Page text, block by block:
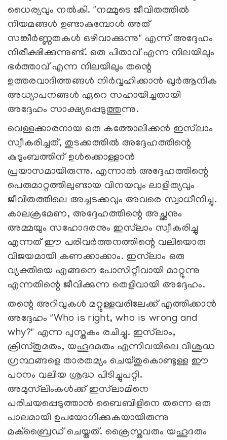
ധൈര്യവും നൽകി. "നമ്മുടെ ജീവിതത്തിൽ
നിയമങ്ങൾ ഉണ്ടാകുമ്പോൾ അത്
സങ്കീർണ്ണതകൾ ഒഴിവാക്കുന്നു" എന്ന് അദ്ദേഹം
നിരീക്ഷിക്കുന്നുണ്ട്. ഒരു പിതാവ് എന്ന നിലയിലും
ഭർത്താവ് എന്ന നിലയിലും തന്റെ
ഉത്തരവാദിത്തങ്ങൾ നിർവ്വഹിക്കാൻ ഖുർആനിക
അധ്യാപനങ്ങൾ ഏറെ സഹായിച്ചതായി
അദ്ദേഹം സാക്ഷ്യപ്പെടുത്തുന്നു.
വെള്ളക്കാരനായ ഒരു കത്തോലിക്കൻ ഇസ്‌ലാം
സ്വീകരിച്ചത്, തുടക്കത്തിൽ അദ്ദേഹത്തിന്റെ
കുടുംബത്തിന് ഉൾക്കൊള്ളാൻ
പ്രയാസമായിരുന്നു. എന്നാൽ അദ്ദേഹത്തിന്റെ
പെരുമാറ്റത്തിലുണ്ടായ വിനയവും ലാളിത്യവും
ജീവിതത്തിലെ അച്ചടക്കവും അവരെ സ്വാധീനിച്ചു.
കാലക്രമേണ, അദ്ദേഹത്തിന്റെ അച്ഛനും
അമ്മയും സഹോദരനും ഇസ്‌ലാം സ്വീകരിച്ചു
എന്നത് ഈ പരിവർത്തനത്തിന്റെ വലിയൊരു
വിജയമായി കണക്കാക്കാം. ഇസ്‌ലാം ഒരു
വ്യക്തിയെ എങ്ങനെ പോസിറ്റീവായി മാറ്റുന്നു
എന്നതിന്റെ ജീവിക്കുന്ന തെളിവായി അദ്ദേഹം.
തന്റെ അറിവുകൾ മറ്റുള്ളവരിലേക്ക് എത്തിക്കാൻ
അദ്ദേഹം "Who is right, who is wrong and
why?" എന്ന പുസ്തകം രചിച്ചു. ഇസ്‌ലാം,
ക്രിസ്തുമതം, യഹൂദമതം എന്നിവയിലെ വിശുദ്ധ
ഗ്രന്ഥങ്ങളെ താരതമ്യം ചെയ്തുകൊണ്ടുള്ള ഈ
പഠനം വലിയ ശ്രദ്ധ പിടിച്ചുപറ്റി.
അമുസ്‌ലിംകൾക്ക് ഇസ്‌ലാമിനെ
പരിചയപ്പെടുത്താൻ ബൈബിളിനെ തന്നെ ഒരു
പാലമായി ഉപയോഗിക്കുകയായിരുന്നു
മക്‌ബ്രൈഡ് ചെയ്തത്. ക്രൈസ്തവരും യഹൂദരും